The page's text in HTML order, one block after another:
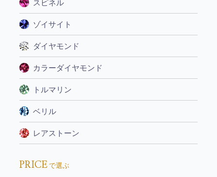
スピネル
ゾイサイト
ダイヤモンド
カラーダイヤモンド
トルマリン
ベリル
レアストーン
PRICE で選ぶ